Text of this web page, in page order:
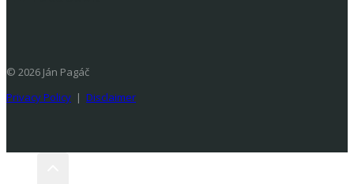
© 2026 Ján Pagáč
Privacy Policy | Disclaimer